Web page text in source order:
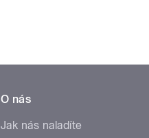
O nás
Jak nás naladíte